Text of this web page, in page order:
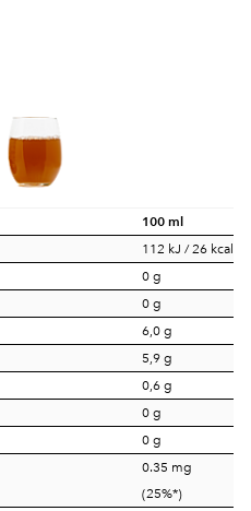
100 ml
112 kJ / 26 kcal
0 g
0 g
6,0 g
5,9 g
0,6 g
0 g
0 g
0.35 mg
(25%*)